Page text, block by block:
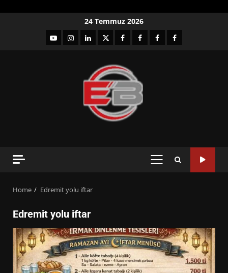
24 Temmuz 2026
YouTubeInstagram
LinkedIntwitterfacebook-Facebook-
Facebook-Facebook-
PRIMARY
Home Edremit yolu iftar
Edremit yolu iftar